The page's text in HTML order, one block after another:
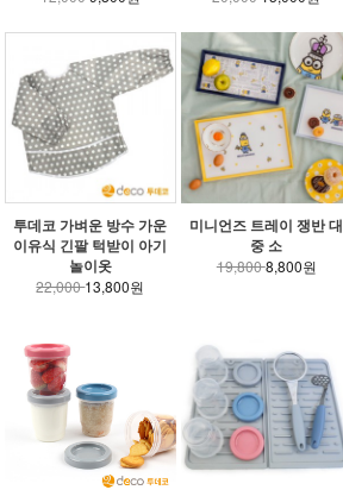
투데코 가벼운 방수 가운
이유식 긴팔 턱받이 아기
놀이옷
22,00013,800원
미니언즈 트레이 쟁반 대
중 소
19,8008,800원